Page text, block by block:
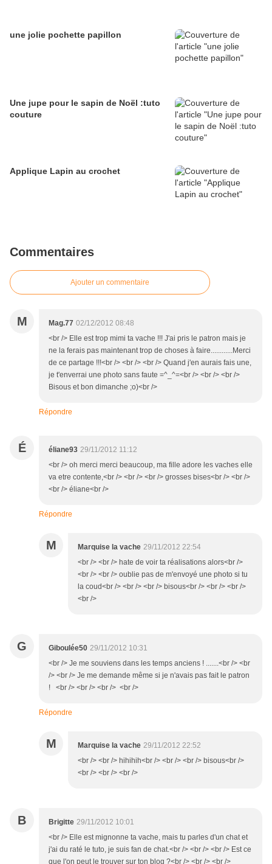
une jolie pochette papillon
Une jupe pour le sapin de Noël :tuto
couture
Applique Lapin au crochet
Commentaires
Ajouter un commentaire
M Mag.77 02/12/2012 08:48
<br /> Elle est trop mimi ta vache !!! J'ai pris le patron mais je
ne la ferais pas maintenant trop de choses à faire............Merci
de ce partage !!!<br /> <br /> <br /> Quand j'en aurais fais une,
je t'enverrai une photo sans faute =^_^=<br /> <br /> <br />
Bisous et bon dimanche ;o)<br />
Répondre
É éliane93 29/11/2012 11:12
<br /> oh merci merci beaucoup, ma fille adore les vaches elle
va etre contente,<br /> <br /> <br /> grosses bises<br /> <br />
<br /> éliane<br />
Répondre
M Marquise la vache 29/11/2012 22:54
<br /> <br /> hate de voir ta réalisations alors<br />
<br /> <br /> oublie pas de m'envoyé une photo si tu
la coud<br /> <br /> <br /> bisous<br /> <br /> <br />
<br />
G Giboulée50 29/11/2012 10:31
<br /> Je me souviens dans les temps anciens ! .......<br /> <br
/> <br /> Je me demande même si je n'avais pas fait le patron
! <br /> <br /> <br /> <br />
Répondre
M Marquise la vache 29/11/2012 22:52
<br /> <br /> hihihih<br /> <br /> <br /> bisous<br />
<br /> <br /> <br />
B Brigitte 29/11/2012 10:01
<br /> Elle est mignonne ta vache, mais tu parles d'un chat et
j'ai du raté le tuto, je suis fan de chat.<br /> <br /> <br /> Est ce
que l'on peut le trouver sur ton blog ?<br /> <br /> <br />